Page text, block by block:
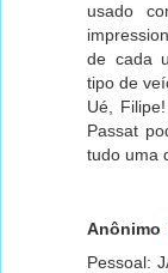
usado
de cada
tipo de
Ué,
Passat
tudo uma
Anônimo
Pessoal: